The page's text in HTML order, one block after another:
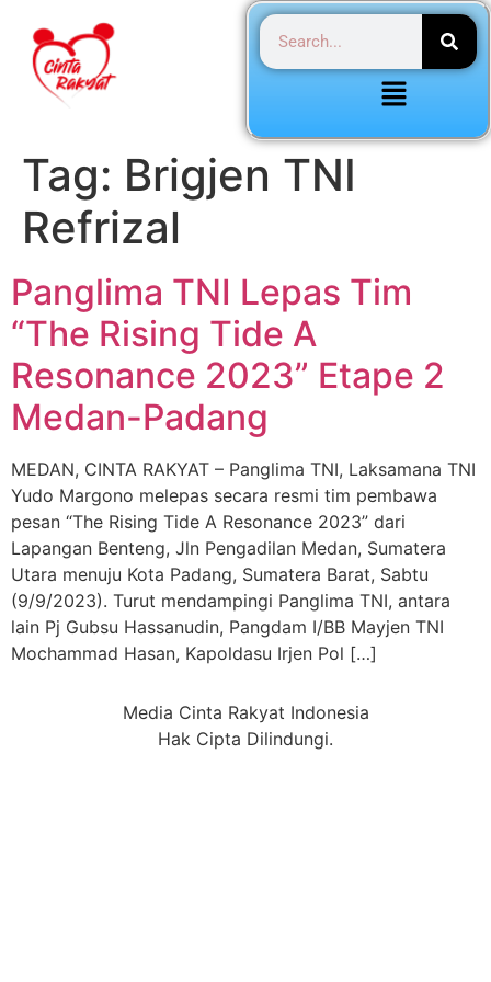
Tag: Brigjen TNI
Refrizal
Panglima TNI Lepas Tim
“The Rising Tide A
Resonance 2023” Etape 2
Medan-Padang
MEDAN, CINTA RAKYAT – Panglima TNI, Laksamana TNI
Yudo Margono melepas secara resmi tim pembawa
pesan “The Rising Tide A Resonance 2023” dari
Lapangan Benteng, Jln Pengadilan Medan, Sumatera
Utara menuju Kota Padang, Sumatera Barat, Sabtu
(9/9/2023). Turut mendampingi Panglima TNI, antara
lain Pj Gubsu Hassanudin, Pangdam I/BB Mayjen TNI
Mochammad Hasan, Kapoldasu Irjen Pol […]
Media Cinta Rakyat Indonesia
Hak Cipta Dilindungi.